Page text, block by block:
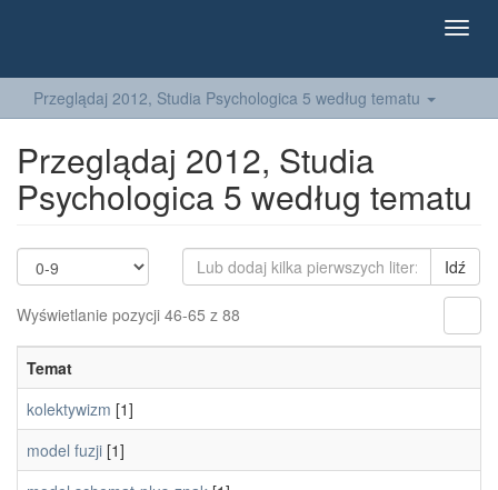
Przeglądaj 2012, Studia Psychologica 5 według tematu
Przeglądaj 2012, Studia
Psychologica 5 według tematu
Idź
Wyświetlanie pozycji 46-65 z 88
Temat
kolektywizm [1]
model fuzji [1]